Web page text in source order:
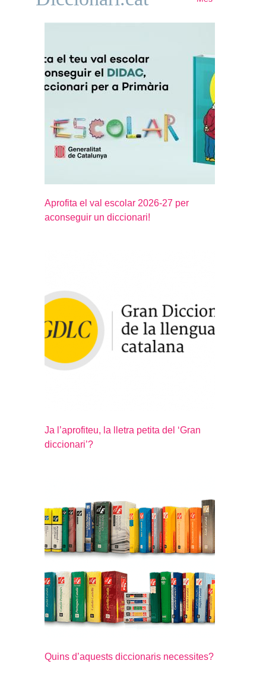
Aprofita el val escolar 2026-27 per
aconseguir un diccionari!
Ja l’aprofiteu, la lletra petita del ‘Gran
diccionari’?
Quins d’aquests diccionaris necessites?